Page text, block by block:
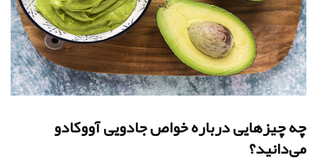
چه چیزهایی درباره خواص جادویی آووکادو
می‌دانید؟